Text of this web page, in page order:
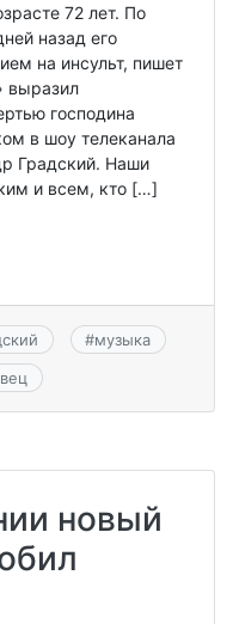
72 лет. По
назад его
на инсульт, пишет
выразил
господина
в шоу телеканала
Градский. Наши
и всем, кто […]
#музыка
новый